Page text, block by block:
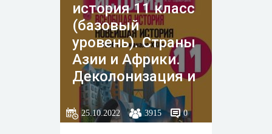
история 11 класс
(базовый
уровень). Страны
Азии и Африки.
Деколонизация и
выбор путей
развития
25.10.2022 3915 0